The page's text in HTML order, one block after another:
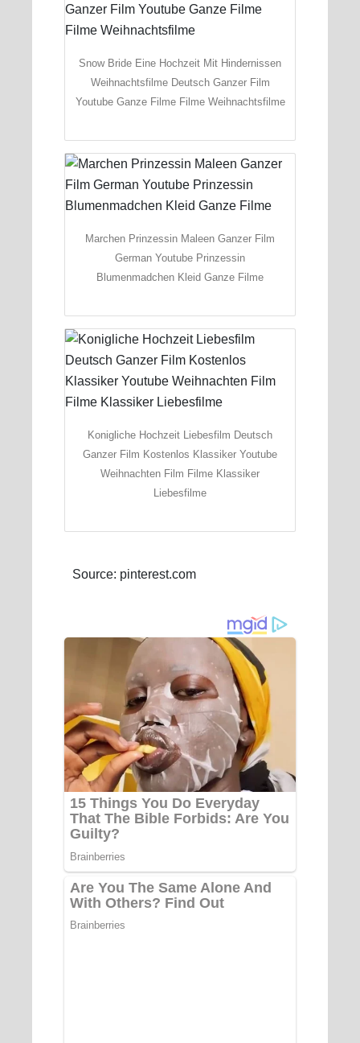
Snow Bride Eine Hochzeit Mit Hindernissen
Weihnachtsfilme Deutsch Ganzer Film
Youtube Ganze Filme Filme Weihnachtsfilme
Marchen Prinzessin Maleen Ganzer Film
German Youtube Prinzessin
Blumenmadchen Kleid Ganze Filme
Konigliche Hochzeit Liebesfilm Deutsch
Ganzer Film Kostenlos Klassiker Youtube
Weihnachten Film Filme Klassiker
Liebesfilme
Source: pinterest.com